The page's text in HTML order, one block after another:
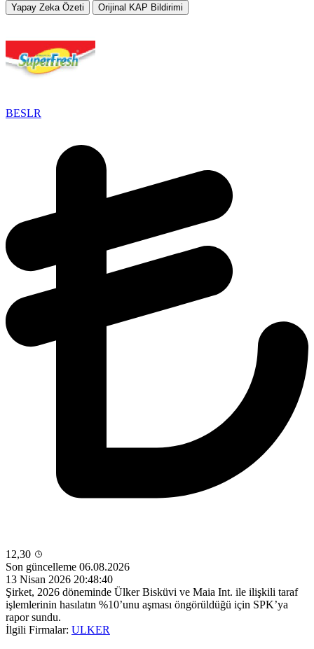
Yapay Zeka Özeti Orijinal KAP Bildirimi
BESLR
12,30
Son güncelleme 06.08.2026
13 Nisan 2026 20:48:40
Şirket, 2026 döneminde Ülker Bisküvi ve Maia Int. ile ilişkili taraf
işlemlerinin hasılatın %10’unu aşması öngörüldüğü için SPK’ya
rapor sundu.
İlgili Firmalar: ULKER